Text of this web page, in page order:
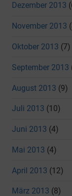
Dezember 2013
November 2013
Oktober 2013 (7)
September 2013
August 2013 (9)
Juli 2013 (10)
Juni 2013 (4)
Mai 2013 (4)
April 2013 (12)
März 2013 (8)